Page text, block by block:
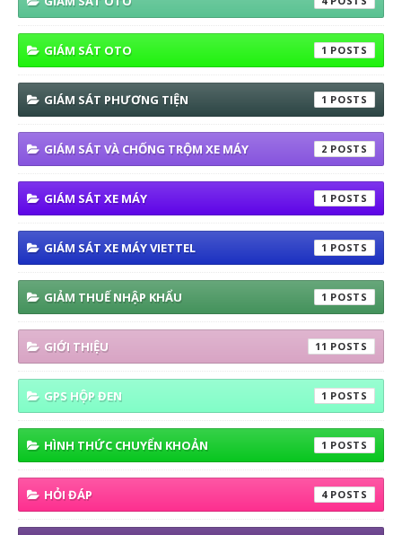
GIÁM SÁT OTO 1
GIÁM SÁT PHƯƠNG TIỆN 1
GIÁM SÁT VÀ CHỐNG TRỘM XE MÁY 2
GIÁM SÁT XE MÁY 1
GIÁM SÁT XE MÁY VIETTEL 1
GIẢM THUẾ NHẬP KHẨU 1
GIỚI THIỆU 11
GPS HỘP ĐEN 1
HÌNH THỨC CHUYỂN KHOẢN 1
HỎI ĐÁP 4